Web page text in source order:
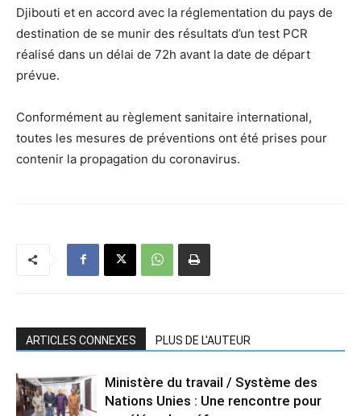
Djibouti et en accord avec la réglementation du pays de
destination de se munir des résultats d’un test PCR
réalisé dans un délai de 72h avant la date de départ
prévue.
Conformément au règlement sanitaire international,
toutes les mesures de préventions ont été prises pour
contenir la propagation du coronavirus.
ARTICLES CONNEXES PLUS DE L'AUTEUR
Ministère du travail / Système des
Nations Unies : Une rencontre pour